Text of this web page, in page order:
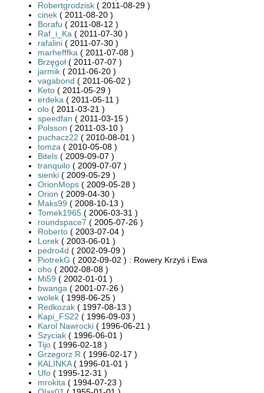
Robertgrodzisk ( 2011-08-29 )
cinek ( 2011-08-20 )
Borafu ( 2011-08-12 )
Raf_i_Ka ( 2011-07-30 )
rafalini ( 2011-07-30 )
marhefffka ( 2011-07-08 )
Brzęgoł ( 2011-07-07 )
jarmik ( 2011-06-20 )
vagabond ( 2011-06-02 )
Keto ( 2011-05-29 )
erdeka ( 2011-05-11 )
olo ( 2011-03-21 )
speedfan ( 2011-03-15 )
Polsson ( 2011-03-10 )
puchacz22 ( 2010-08-01 )
tomza ( 2010-05-08 )
Bitels ( 2009-09-07 )
tranquilo ( 2009-07-07 )
sienki ( 2009-05-29 )
OrionMops ( 2009-05-28 )
Orion ( 2009-04-30 )
Maks99 ( 2008-10-13 )
Tomek1965 ( 2006-03-31 )
roundspace7 ( 2005-07-26 )
Roberto ( 2003-07-04 )
Lorek ( 2003-06-01 )
pedro4d ( 2002-09-09 )
PiotrekG ( 2002-09-02 ) : Rowery Krzyś i Ewa
oho ( 2002-08-08 )
Mi59 ( 2002-01-01 )
bwanga ( 2001-07-26 )
wolek ( 1998-06-25 )
Redkozak ( 1997-08-13 )
Kapi_FS22 ( 1996-09-03 )
Karol Nawrocki ( 1996-06-21 )
Szyciak ( 1996-06-01 )
Tijo ( 1996-02-18 )
Grzegorz R ( 1996-02-17 )
KALINKA( 1996-01-01 )
Ufo ( 1995-12-31 )
mrokita ( 1994-07-23 )